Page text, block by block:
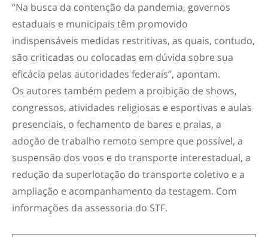
“Na busca da contenção da pandemia, governos
estaduais e municipais têm promovido
indispensáveis medidas restritivas, as quais, contudo,
são criticadas ou colocadas em dúvida sobre sua
eficácia pelas autoridades federais”, apontam.
Os autores também pedem a proibição de shows,
congressos, atividades religiosas e esportivas e aulas
presenciais, o fechamento de bares e praias, a
adoção de trabalho remoto sempre que possível, a
suspensão dos voos e do transporte interestadual, a
redução da superlotação do transporte coletivo e a
ampliação e acompanhamento da testagem. Com
informações da assessoria do STF.